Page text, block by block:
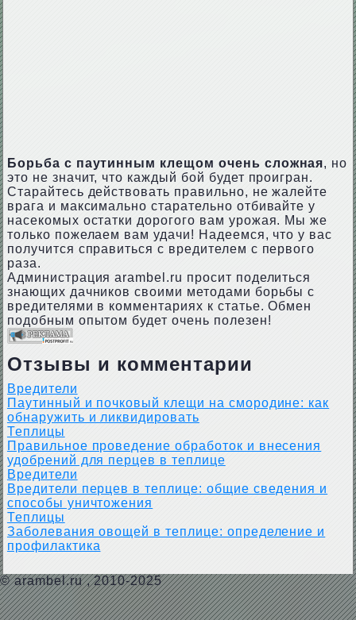
Борьба с паутинным клещом очень сложная, но
это не значит, что каждый бой будет проигран.
Старайтесь действовать правильно, не жалейте
врага и максимально старательно отбивайте у
насекомых остатки дорогого вам урожая. Мы же
только пожелаем вам удачи! Надеемся, что у вас
получится справиться с вредителем с первого
раза.
Администрация arambel.ru просит поделиться
знающих дачников своими методами борьбы с
вредителями в комментариях к статье. Обмен
подобным опытом будет очень полезен!
Отзывы и комментарии
Вредители
Паутинный и почковый клещи на смородине: как
обнаружить и ликвидировать
Теплицы
Правильное проведение обработок и внесения
удобрений для перцев в теплице
Вредители
Вредители перцев в теплице: общие сведения и
способы уничтожения
Теплицы
Заболевания овощей в теплице: определение и
профилактика
© arambel.ru, 2010-2025